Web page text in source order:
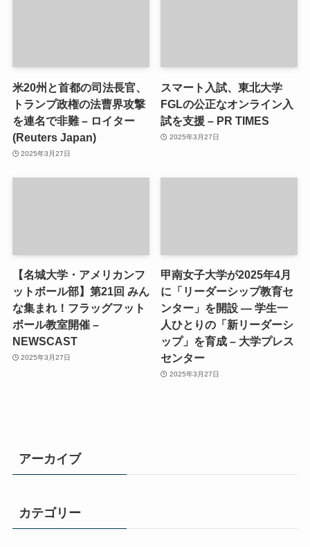
米20州と首都の司法長官、
トランプ政権の法曹界攻撃
を連名で非難 – ロイター
(Reuters Japan)
2025年3月27日
スマート入試、東北大学
FGLの公正なオンライン入
試を支援 – PR TIMES
2025年3月27日
【名城大学・アメリカンフ
ットボール部】第21回 みん
な集まれ！フラッグフット
ボール教室開催 –
NEWSCAST
2025年3月27日
甲南女子大学が2025年4月
に「リーダーシップ教育セ
ンター」を開設 ― 学生一
人ひとりの「新リーダーシ
ップ」を育成 – 大学プレス
センター
2025年3月27日
アーカイブ
カテゴリー